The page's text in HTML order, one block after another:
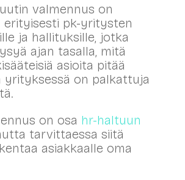
valmennus on
pk-yritysten
ja hallituksille, jotka
ajan tasalla, mitä
asioita pitää
yrityksessä on palkattuja
on osa hr-haltuun
tarvittaessa siitä
asiakkaalle oma